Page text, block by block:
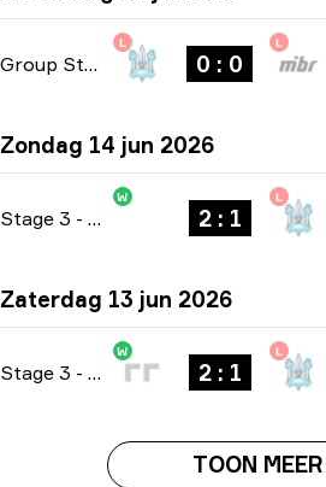
Group Stage -bo1
L
0 : 0
L
Zondag 14 jun 2026
Stage 3 - bo3
W
2 : 1
L
Zaterdag 13 jun 2026
Stage 3 - bo3
W
2 : 1
L
TOON MEER